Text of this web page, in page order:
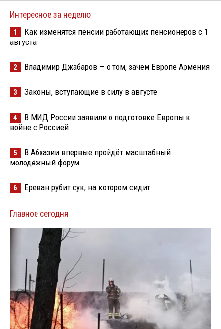
Интересное за неделю
1
Как изменятся пенсии работающих пенсионеров с 1
августа
2 Владимир Джабаров — о том, зачем Европе Армения
3 Законы, вступающие в силу в августе
4
В МИД России заявили о подготовке Европы к
войне с Россией
5
В Абхазии впервые пройдёт масштабный
молодёжный форум
6 Ереван рубит сук, на котором сидит
Главное сегодня